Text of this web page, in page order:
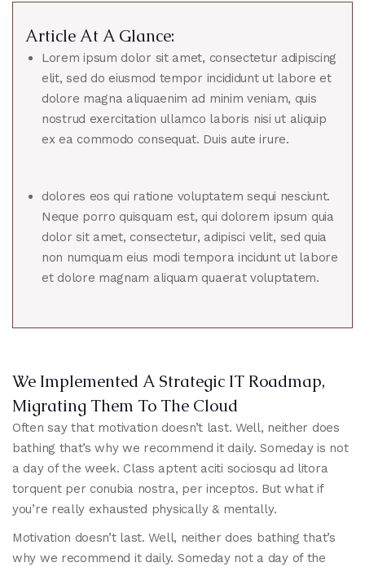
Article At A Glance:
Lorem ipsum dolor sit amet, consectetur adipiscing
elit, sed do eiusmod tempor incididunt ut labore et
dolore magna aliquaenim ad minim veniam, quis
nostrud exercitation ullamco laboris nisi ut aliquip
ex ea commodo consequat. Duis aute irure.
dolores eos qui ratione voluptatem sequi nesciunt.
Neque porro quisquam est, qui dolorem ipsum quia
dolor sit amet, consectetur, adipisci velit, sed quia
non numquam eius modi tempora incidunt ut labore
et dolore magnam aliquam quaerat voluptatem.
We Implemented A Strategic IT Roadmap,
Migrating Them To The Cloud
Often say that motivation doesn’t last. Well, neither does
bathing that’s why we recommend it daily. Someday is not
a day of the week. Class aptent aciti sociosqu ad litora
torquent per conubia nostra, per inceptos. But what if
you’re really exhausted physically & mentally.
Motivation doesn’t last. Well, neither does bathing that’s
why we recommend it daily. Someday not a day of the